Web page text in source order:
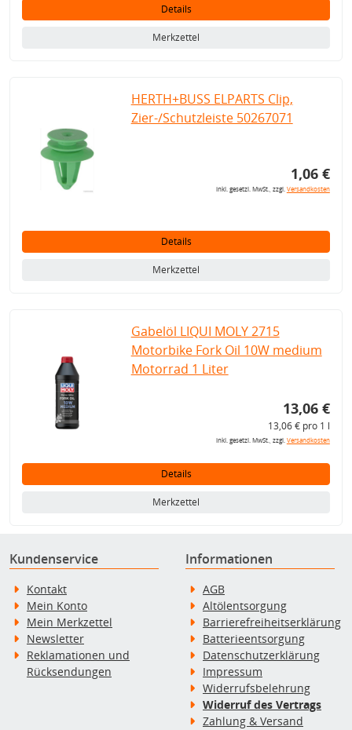
Details
Merkzettel
HERTH+BUSS ELPARTS Clip,
Zier-/Schutzleiste 50267071
1,06 €
inkl. gesetzl. MwSt., zzgl.Versandkosten
Details
Merkzettel
Gabelöl LIQUI MOLY 2715
Motorbike Fork Oil 10W medium
Motorrad 1 Liter
13,06 €
13,06 € pro 1 l
inkl. gesetzl. MwSt., zzgl.Versandkosten
Details
Merkzettel
Kundenservice
Kontakt
Mein Konto
Mein Merkzettel
Newsletter
Reklamationen und
Rücksendungen
Informationen
AGB
Altölentsorgung
Barrierefreiheitserklärung
Batterieentsorgung
Datenschutzerklärung
Impressum
Widerrufsbelehrung
Widerruf des Vertrags
Zahlung & Versand